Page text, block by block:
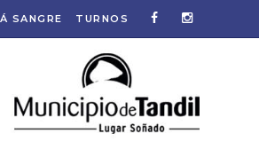
SANGRE TURNOS